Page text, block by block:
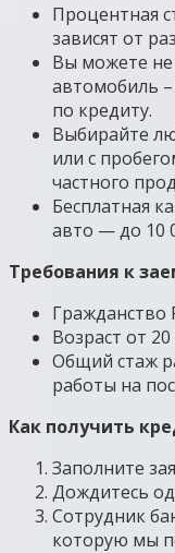
Процентная
зависят от
Вы можете
автомобиль –
по кредиту.
Выбирайте
или с
частного
Бесплатная
авто — до 10
Требования к
Гражданство
Возраст от
Общий стаж
работы на
Как получить
Заполните
Дождитесь
Сотрудник
которую мы